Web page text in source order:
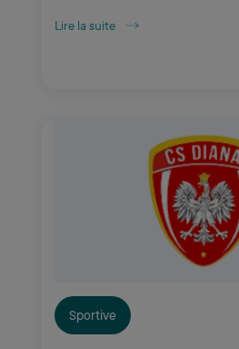
Lire la suite
Sportive